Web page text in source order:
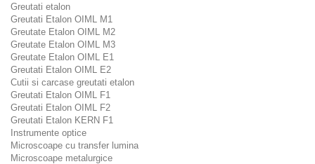
Greutati etalon
Greutati Etalon OIML M1
Greutate Etalon OIML M2
Greutate Etalon OIML M3
Greutate Etalon OIML E1
Greutati Etalon OIML E2
Cutii si carcase greutati etalon
Greutati Etalon OIML F1
Greutati Etalon OIML F2
Greutati Etalon KERN F1
Instrumente optice
Microscoape cu transfer lumina
Microscoape metalurgice